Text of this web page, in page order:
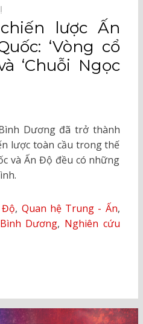
lược Ấn
‘Vòng cổ
‘Chuỗi Ngọc
Dương đã trở thành
lược toàn cầu trong thế
và Ấn Độ đều có những
Độ, Quan hệ Trung - Ấn,
Dương, Nghiên cứu